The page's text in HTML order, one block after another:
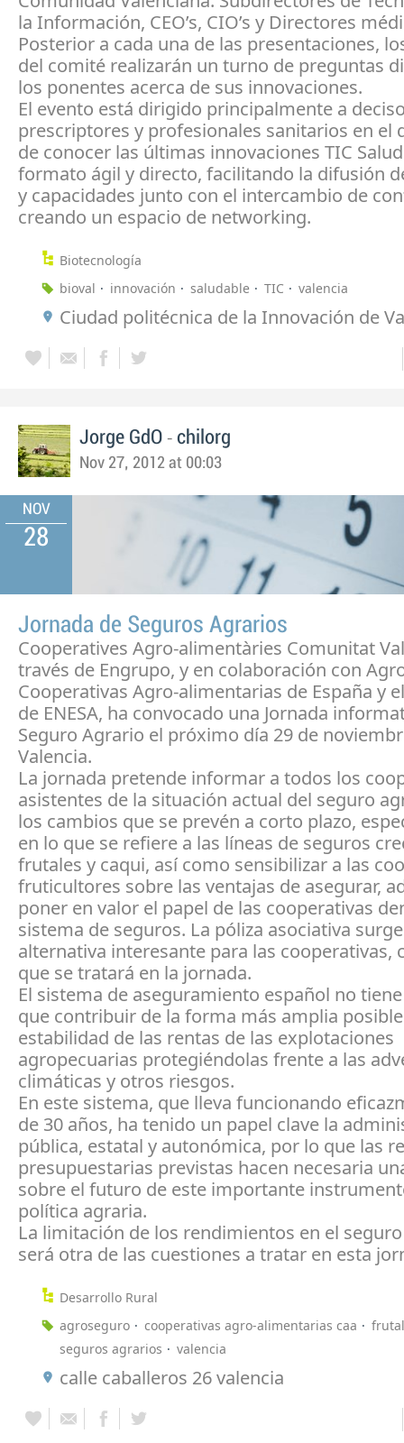
la Información, CEO’s, CIO’s y Directores
Posterior a cada una de las presentaciones,
del comité realizarán un turno de preguntas
los ponentes acerca de sus innovaciones.
El evento está dirigido principalmente a
prescriptores y profesionales sanitarios en el
de conocer las últimas innovaciones TIC
formato ágil y directo, facilitando la difusión
y capacidades junto con el intercambio de
creando un espacio de networking.
Biotecnología
bioval
innovación saludable TIC valencia
Ciudad politécnica de la Innovación de
Jorge GdO - chilorg
Nov 27, 2012 at 00:03
NOV
28
Jornada de Seguros Agrarios
Cooperatives Agro-alimentàries Comunitat
través de Engrupo, y en colaboración con
Cooperativas Agro-alimentarias de España y
de ENESA, ha convocado una Jornada
Seguro Agrario el próximo día 29 de
Valencia.
La jornada pretende informar a todos los
asistentes de la situación actual del seguro
los cambios que se prevén a corto plazo,
en lo que se refiere a las líneas de seguros
frutales y caqui, así como sensibilizar a las
fruticultores sobre las ventajas de asegurar,
poner en valor el papel de las cooperativas
sistema de seguros. La póliza asociativa
alternativa interesante para las cooperativas,
que se tratará en la jornada.
El sistema de aseguramiento español no
que contribuir de la forma más amplia
estabilidad de las rentas de las explotaciones
agropecuarias protegiéndolas frente a las
climáticas y otros riesgos.
En este sistema, que lleva funcionando
de 30 años, ha tenido un papel clave la
pública, estatal y autonómica, por lo que las
presupuestarias previstas hacen necesaria
sobre el futuro de este importante
política agraria.
La limitación de los rendimientos en el
será otra de las cuestiones a tratar en esta
Desarrollo Rural
agroseguro
cooperativas agro-alimentarias caa
seguros agrarios
valencia
calle caballeros 26 valencia